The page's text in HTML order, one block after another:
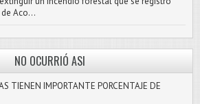
Aco...
NO OCURRIÓ ASI
TIENEN IMPORTANTE PORCENTAJE DE